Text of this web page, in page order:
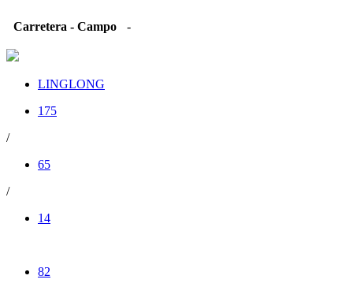
Carretera - Campo -
LINGLONG
175
/
65
/
14
82